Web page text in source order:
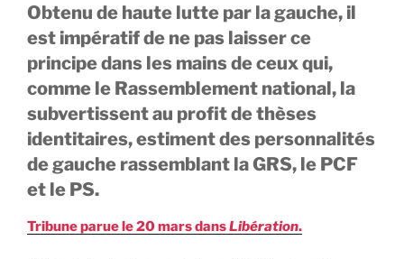
Obtenu de haute lutte par la gauche, il
est impératif de ne pas laisser ce
principe dans les mains de ceux qui,
comme le Rassemblement national, la
subvertissent au profit de thèses
identitaires, estiment des personnalités
de gauche rassemblant la GRS, le PCF
et le PS.
Tribune parue le 20 mars dansLibération.